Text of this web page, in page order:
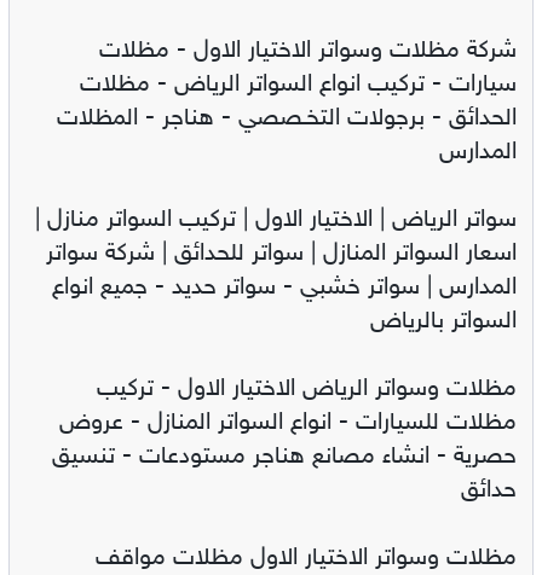
شركة مظلات وسواتر الاختيار الاول - مظلات
سيارات - تركيب انواع السواتر الرياض - مظلات
الحدائق - برجولات التخـصصي - هناجر - المظلات
المدارس
سواتر الرياض | الاختيار الاول | تركيب السواتر منازل |
اسعار السواتر المنازل | سواتر للحدائق | شركة سواتر
المدارس | سواتر خشبي - سواتر حديد - جميع انواع
السواتر بالرياض
مظلات وسواتر الرياض الاختيار الاول - تركيب
مظلات للسيارات - انواع السواتر المنازل - عروض
حصرية - انشاء مصانع هناجر مستودعات - تنسيق
حدائق
مظلات وسواتر الاختيار الاول مظلات مواقف